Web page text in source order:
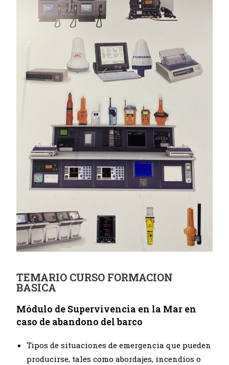
TEMARIO CURSO FORMACION
BASICA
Módulo de Supervivencia en la Mar en
caso de abandono del barco
Tipos de situaciones de emergencia que pueden
producirse, tales como abordajes, incendios o